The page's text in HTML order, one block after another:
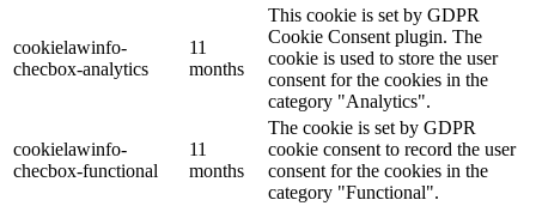
cookielawinfo-
checbox-analytics
11
months
This cookie is set by GDPR
Cookie Consent plugin. The
cookie is used to store the user
consent for the cookies in the
category "Analytics".
cookielawinfo-
checbox-functional
11
months
The cookie is set by GDPR
cookie consent to record the user
consent for the cookies in the
category "Functional".